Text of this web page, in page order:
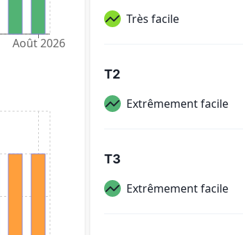
Août 2026
Très facile
T2
Extrêmement facile
T3
Extrêmement facile